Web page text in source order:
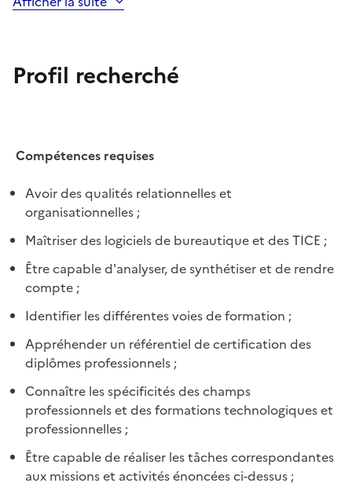
Profil recherché
Compétences requises
Avoir des qualités relationnelles et
organisationnelles ;
Maîtriser des logiciels de bureautique et des TICE ;
Être capable d'analyser, de synthétiser et de rendre
compte ;
Identifier les différentes voies de formation ;
Appréhender un référentiel de certification des
diplômes professionnels ;
Connaître les spécificités des champs
professionnels et des formations technologiques et
professionnelles ;
Être capable de réaliser les tâches correspondantes
aux missions et activités énoncées ci-dessus ;